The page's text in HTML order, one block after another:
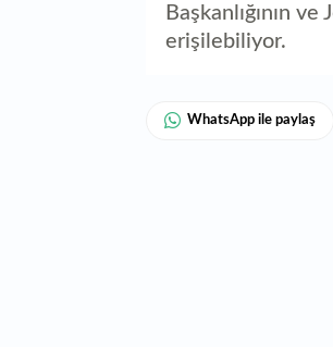
Başkanlığının
erişilebiliyor.
WhatsApp ile paylaş